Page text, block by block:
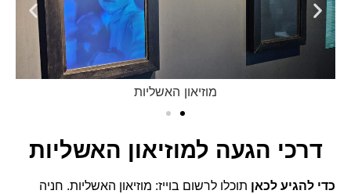
מוזיאון האשליות
דרכי הגעה למוזיאון האשליות
כדי להגיע לכאן תוכלו לרשום בוייז: מוזיאון האשליות. חניה